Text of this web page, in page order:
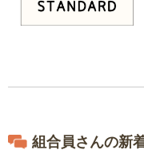
組合員さんの新